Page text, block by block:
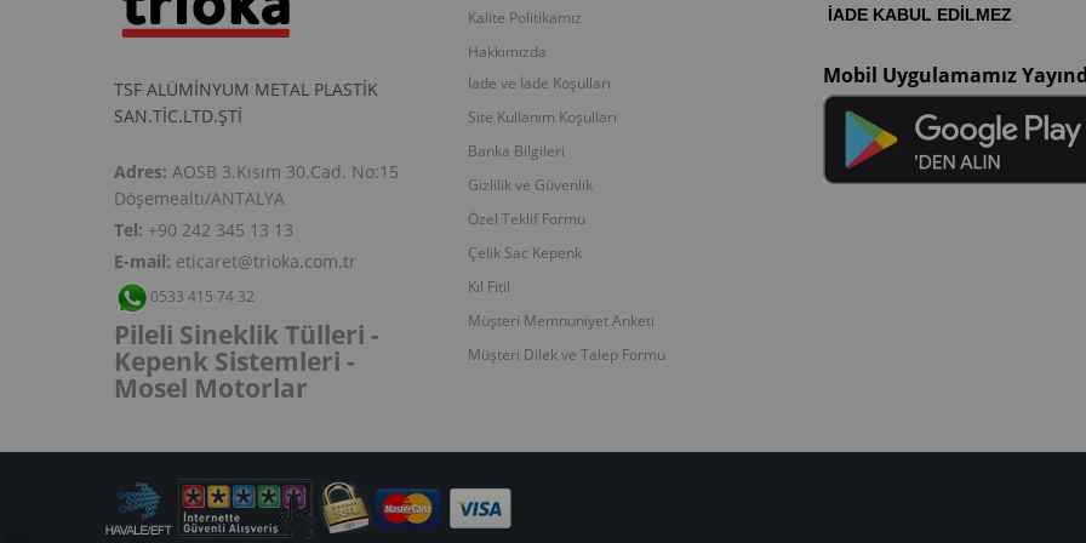
TSF ALÜMİNYUM METAL PLASTİK
SAN.TİC.LTD.ŞTİ
Adres: AOSB 3.Kısım 30.Cad. No:15
Döşemealtı/ANTALYA
Tel: +90 242 345 13 13
E-mail: eticaret@trioka.com.tr
0533 415 74 32
Pileli Sineklik Tülleri -
Kepenk Sistemleri -
Mosel Motorlar
Kalite Politikamız
Hakkımızda
İade ve İade Koşulları
Site Kullanım Koşulları
Banka Bilgileri
Gizlilik ve Güvenlik
Özel Teklif Formu
Çelik Sac Kepenk
Kıl Fitil
Müşteri Memnuniyet Anketi
Müşteri Dilek ve Talep Formu
İADE KABUL EDİLMEZ
Mobil Uygulamamız